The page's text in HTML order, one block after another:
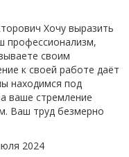
Хочу выразить
профессионализм,
своим
к своей работе даёт
находимся под
ваше стремление
Ваш труд безмерно
2024